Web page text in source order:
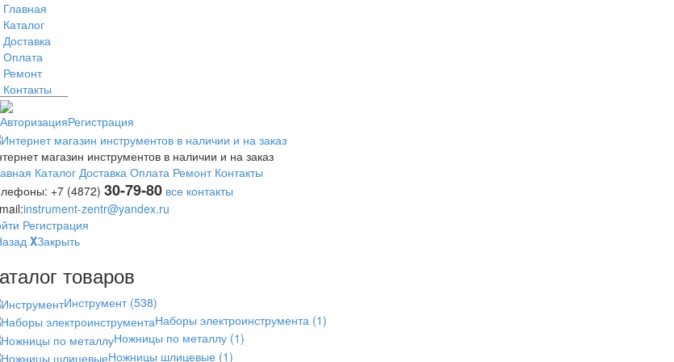
Главная
Каталог
Доставка
Оплата
Ремонт
Контакты
АвторизацияРегистрация
магазин инструментов в наличии и на заказ
Каталог Доставка Оплата Ремонт Контакты
+7 (4872) 30-79-80 все контакты
instrument-zentr@yandex.ru
Регистрация
XЗакрыть
товаров
Инструмент (538)
Наборы электроинструмента (1)
Ножницы по металлу (1)
Ножницы шлицевые (1)